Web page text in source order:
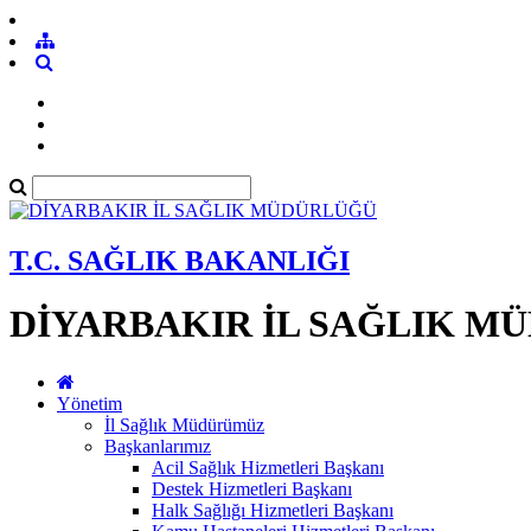
T.C. SAĞLIK BAKANLIĞI
DİYARBAKIR İL SAĞLIK
Yönetim
İl Sağlık Müdürümüz
Başkanlarımız
Acil Sağlık Hizmetleri Başkanı
Destek Hizmetleri Başkanı
Halk Sağlığı Hizmetleri Başkanı